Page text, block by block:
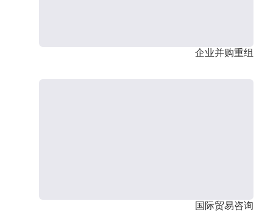
企业并购重组
国际贸易咨询